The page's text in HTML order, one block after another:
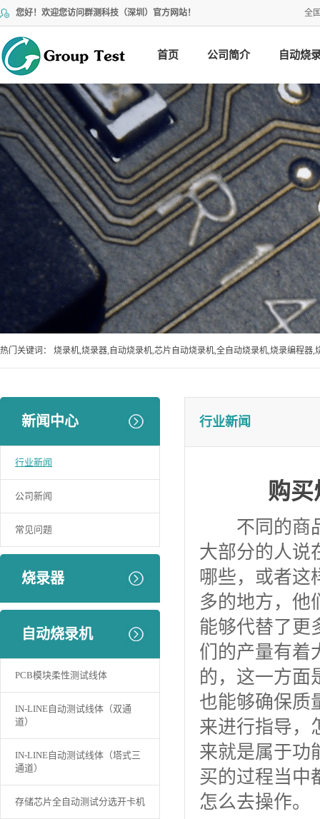
您好！欢迎您访问群测科技（深圳）官方网站！ 全
首页 公司简介 自动烧
热门关键词： 烧录机,烧录器,自动烧录机,芯片自动烧录机,全自动烧录机,烧录编程器,
新闻中心
行业新闻
公司新闻
常见问题
烧录器
自动烧录机
PCB模块柔性测试线体
IN-LINE自动测试线体（双通
道）
IN-LINE自动测试线体（塔式三
通道）
存储芯片全自动测试分选开卡机
行业新闻
购
不同的商品
大部分的人说
哪些，或者这
多的地方，他
能够代替了更
们的产量有着
的，这一方面
也能够确保质
来进行指导，
来就是属于功
买的过程当中
怎么去操作。